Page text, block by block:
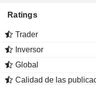
Ratings
Trader
Inversor
Global
Calidad de las